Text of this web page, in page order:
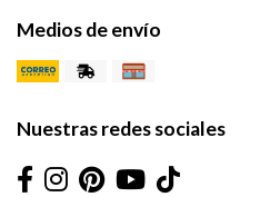
Medios de envío
Nuestras redes sociales